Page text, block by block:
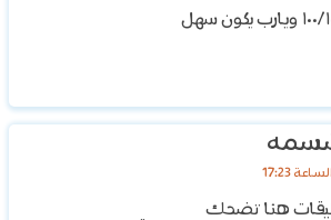
17:23
هنا تضحك